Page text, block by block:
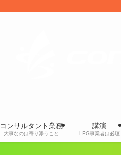
コンサルタント業務
大事なのは寄り添うこと
講演
LPG事業者は必聴